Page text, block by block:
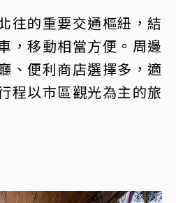
往的重要交通樞紐，結
，移動相當方便。周邊
、便利商店選擇多，適
程以市區觀光為主的旅